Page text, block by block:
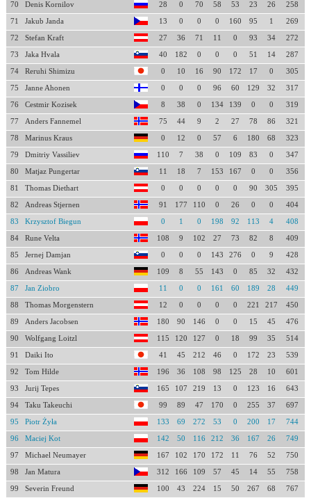
70 Denis Kornilov 28 0 70 58 53 23 26 258
71 Jakub Janda 13 0 0 0 160 95 1 269
72 Stefan Kraft 27 36 71 11 0 93 34 272
73 Jaka Hvala 40 182 0 0 0 51 14 287
74 Reruhi Shimizu 0 10 16 90 172 17 0 305
75 Janne Ahonen 0 0 0 96 60 129 32 317
76 Cestmir Kozisek 8 38 0 134 139 0 0 319
77 Anders Fannemel 75 44 9 2 27 78 86 321
78 Marinus Kraus 0 12 0 57 6 180 68 323
79 Dmitriy Vassiliev 110 7 38 0 109 83 0 347
80 Matjaz Pungertar 11 18 7 153 167 0 0 356
81 Thomas Diethart 0 0 0 0 0 90 305 395
82 Andreas Stjernen 91 177 110 0 26 0 0 404
83 Krzysztof Biegun 0 1 0 198 92 113 4 408
84 Rune Velta 108 9 102 27 73 82 8 409
85 Jernej Damjan 0 0 0 143 276 0 9 428
86 Andreas Wank 109 8 55 143 0 85 32 432
87 Jan Ziobro 11 0 0 161 60 189 28 449
88 Thomas Morgenstern 12 0 0 0 0 221 217 450
89 Anders Jacobsen 180 90 146 0 0 15 45 476
90 Wolfgang Loitzl 115 120 127 0 18 99 35 514
91 Daiki Ito 41 45 212 46 0 172 23 539
92 Tom Hilde 196 36 108 98 125 28 10 601
93 Jurij Tepes 165 107 219 13 0 123 16 643
94 Taku Takeuchi 99 89 47 170 0 255 37 697
95 Piotr Żyła 133 69 272 53 0 200 17 744
96 Maciej Kot 142 50 116 212 36 167 26 749
97 Michael Neumayer 167 102 170 172 11 76 52 750
98 Jan Matura 312 166 109 57 45 14 55 758
99 Severin Freund 100 43 224 15 50 267 68 767